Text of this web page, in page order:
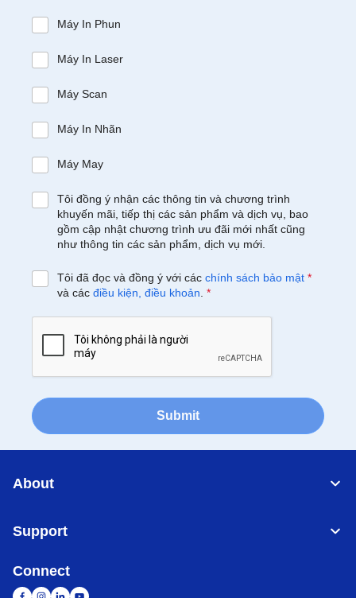
Máy In Phun
Máy In Laser
Máy Scan
Máy In Nhãn
Máy May
Tôi đồng ý nhận các thông tin và chương trình
khuyến mãi, tiếp thị các sản phẩm và dịch vụ, bao
gồm cập nhật chương trình ưu đãi mới nhất cũng
như thông tin các sản phẩm, dịch vụ mới.
Tôi đã đọc và đồng ý với các chính sách bảo mật *
và các điều kiện, điều khoản *
Submit
About
Support
Connect